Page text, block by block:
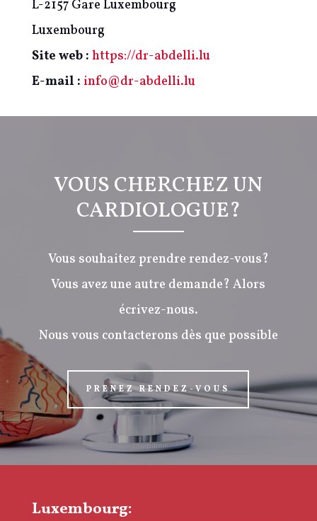
L-2157 Gare Luxembourg
Luxembourg
Site web : https://dr-abdelli.lu
E-mail : info@dr-abdelli.lu
VOUS CHERCHEZ UN
CARDIOLOGUE?
Vous souhaitez prendre rendez-vous?
Vous avez une autre demande? Alors
écrivez-nous.
Nous vous contacterons dès que possible
PRENEZ RENDEZ-VOUS
Luxembourg: